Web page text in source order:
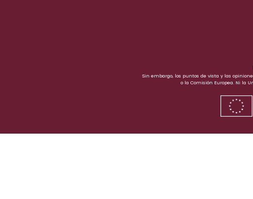
Sin embargo, los puntos de vista y las
o la Comisión Europea. Ni la